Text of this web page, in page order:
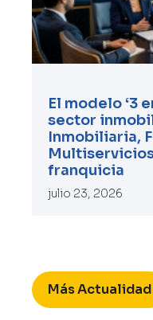
El modelo ‘3
sector
Inmobiliaria,
franquicia
julio 23, 2026
Más Actualidad